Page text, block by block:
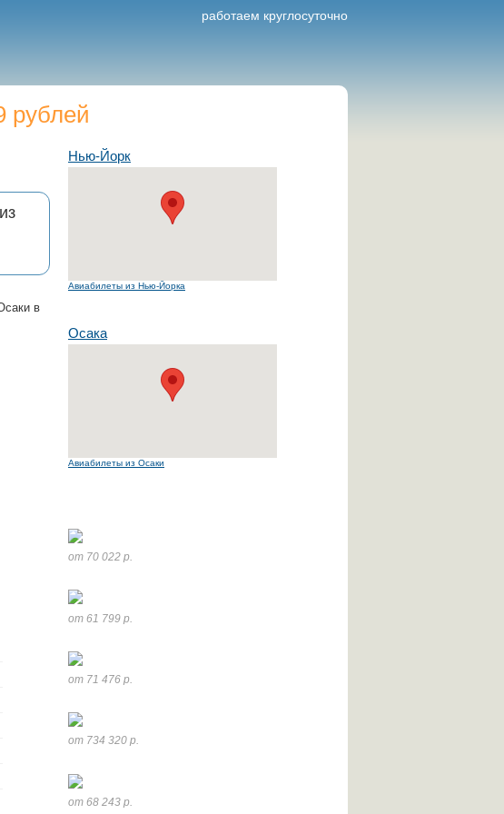
работаем круглосуточно
рублей
в
Нью-Йорк
Авиабилеты из Нью-Йорка
Осака
Авиабилеты из Осаки
от 70 022 р.
от 61 799 р.
от 71 476 р.
от 734 320 р.
от 68 243 р.